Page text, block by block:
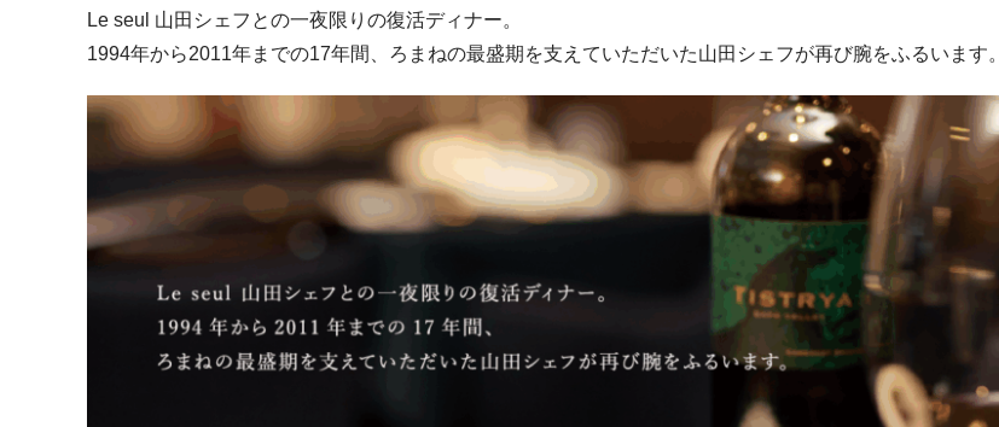
Le seul 山田シェフとの一夜限りの復活ディナー。
1994年から2011年までの17年間、ろまねの最盛期を支えていただいた山田シェフが再び腕をふるいます。